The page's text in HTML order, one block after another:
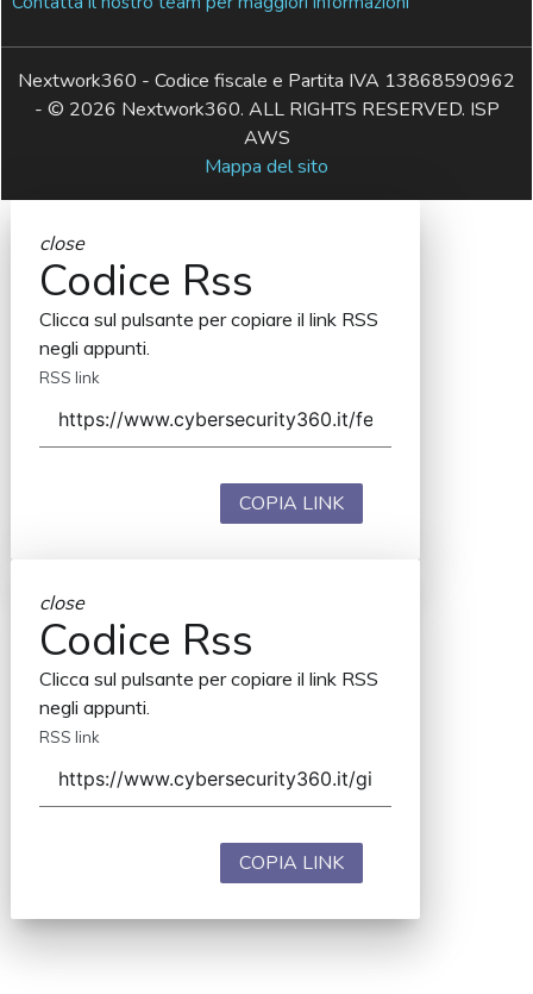
Nextwork360 - Codice fiscale e Partita IVA 13868590962
- © 2026 Nextwork360. ALL RIGHTS RESERVED. ISP
AWS
Mappa del sito
close
Codice Rss
Clicca sul pulsante per copiare il link RSS
negli appunti.
RSS link
COPIA LINK
close
Codice Rss
Clicca sul pulsante per copiare il link RSS
negli appunti.
RSS link
COPIA LINK